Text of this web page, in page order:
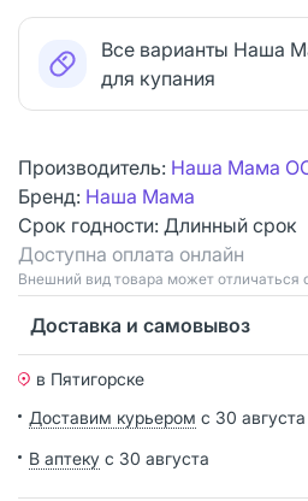
Все варианты Наша
для купания
Производитель: Наша Мама
Бренд: Наша Мама
Срок годности: Длинный срок
Доступна оплата онлайн
Bнешний вид товара может отличаться
Доставка и самовывоз
в Пятигорске
Доставим курьером с 30 августа
В аптеку с 30 августа